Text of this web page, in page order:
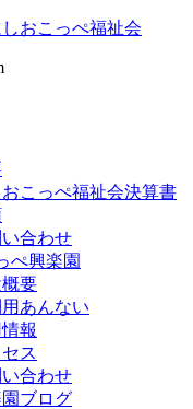
おこっぺ福祉会
こっぺ福祉会決算書
合わせ
ぺ興楽園
要
あんない
報
ス
合わせ
ブログ